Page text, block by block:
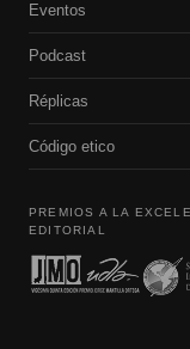
Eventos
Podcast
Réplicas
Código etico
PREMIOS A LA
EDITORIAL